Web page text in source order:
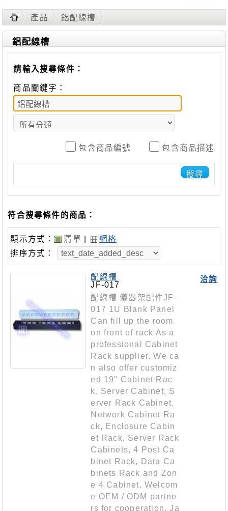
產品
鋁配線槽
鋁配線槽
請輸入搜尋條件：
商品關鍵字：
包含商品編號 包含商品描述
搜尋
符合搜尋條件的商品：
顯示方式： 清單
網格
排序方式：
洽詢
配線槽
JF-017
配線槽 儀器架配件JF-
017 1U Blank Panel
Can fill up the room
on front of rack As a
professional Cabinet
Rack supplier. We ca
n also offer customiz
ed 19" Cabinet Rac
k, Server Cabinet, S
erver Rack Cabinet,
Network Cabinet Ra
ck, Enclosure Cabin
et Rack, Server Rack
Cabinets, 4 Post Ca
binet Rack, Data Ca
binets Rack and Zon
e 4 Cabinet. Welcom
e OEM / ODM partne
rs for cooperation. Ja